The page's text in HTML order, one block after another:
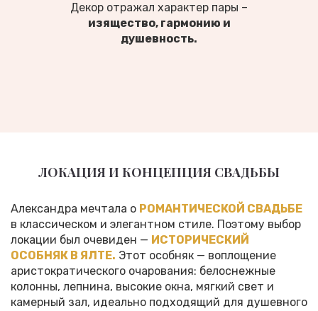
Декор отражал характер пары –
изящество, гармонию и
душевность.
ЛОКАЦИЯ И КОНЦЕПЦИЯ СВАДЬБЫ
Александра мечтала о РОМАНТИЧЕСКОЙ СВАДЬБЕ
в классическом и элегантном стиле. Поэтому выбор
локации был очевиден — ИСТОРИЧЕСКИЙ
ОСОБНЯК В ЯЛТЕ. Этот особняк — воплощение
аристократического очарования: белоснежные
колонны, лепнина, высокие окна, мягкий свет и
камерный зал, идеально подходящий для душевного